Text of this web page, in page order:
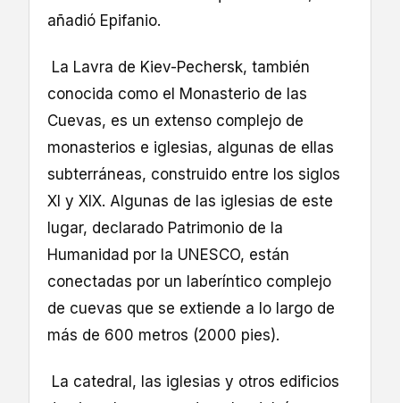
añadió Epifanio.
La Lavra de Kiev-Pechersk, también
conocida como el Monasterio de las
Cuevas, es un extenso complejo de
monasterios e iglesias, algunas de ellas
subterráneas, construido entre los siglos
XI y XIX. Algunas de las iglesias de este
lugar, declarado Patrimonio de la
Humanidad por la UNESCO, están
conectadas por un laberíntico complejo
de cuevas que se extiende a lo largo de
más de 600 metros (2000 pies).
La catedral, las iglesias y otros edificios